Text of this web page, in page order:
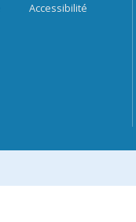
Accessibilité